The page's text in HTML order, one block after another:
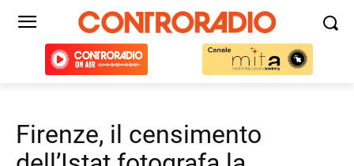
Firenze, il censimento